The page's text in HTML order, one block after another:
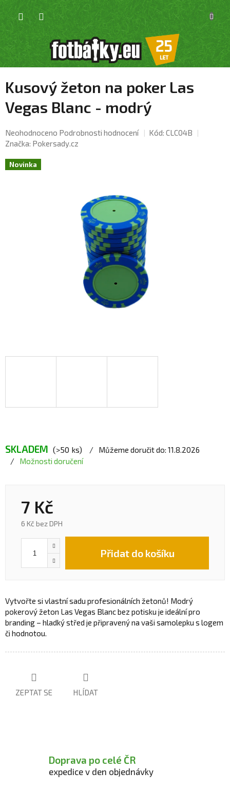
Přejít
obsah
KOŠÍK
Kusový žeton na poker Las
Vegas Blanc - modrý
Průměrné
hodnocení
je
Neohodnoceno Podrobnosti hodnocení Kód: CLC04B
Značka: Pokersady.cz
Novinka
SKLADEM (>50 ks) Můžeme doručit do: 11.8.2026
Možnosti doručení
7 Kč
6 Kč bez DPH
Přidat do košíku
Vytvořte si vlastní sadu profesionálních žetonů! Modrý
pokerový žeton Las Vegas Blanc bez potisku je ideální pro
branding – hladký střed je připravený na vaši samolepku s logem
či hodnotou.
ZEPTAT SE HLÍDAT
Doprava po celé ČR
expedice v den objednávky